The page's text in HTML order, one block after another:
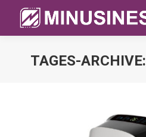
TAGES-ARCHIVE: